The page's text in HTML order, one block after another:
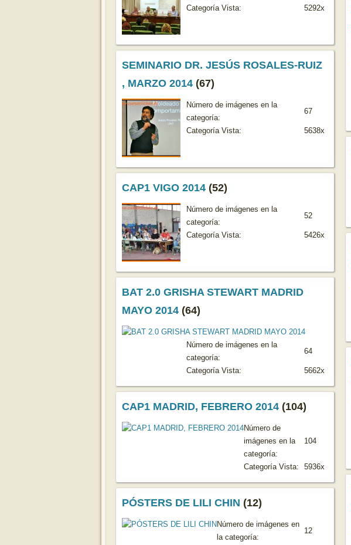
Categoría Vista: 5292x
SEMINARIO DR. JESÚS ROSALES-RUIZ
, MARZO 2014 (67)
Número de imágenes en la
categoría:
67
Categoría Vista: 5638x
CAP1 VIGO 2014 (52)
Número de imágenes en la
categoría:
52
Categoría Vista: 5426x
BAT 2.0 GRISHA STEWART MADRID
MAYO 2014 (64)
Número de imágenes en la
categoría:
64
Categoría Vista: 5662x
CAP1 MADRID, FEBRERO 2014 (104)
Número de
imágenes en la
categoría:
104
Categoría Vista: 5936x
PÓSTERS DE LILI CHIN (12)
Número de imágenes en
la categoría:
12